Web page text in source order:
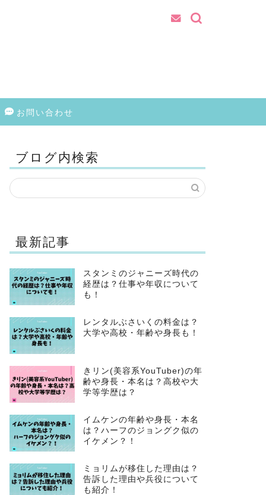
お問い合わせ
ブログ内検索
最新記事
スタンミのジャニーズ時代の
経歴は？仕事や年収について
も！
レンタルぶさいくの料金は？
大学や高校・年齢や身長も！
きリン(美容系YouTuber)の年
齢や身長・本名は？高校や大
学等学歴は？
イムケンの年齢や身長・本名
は？ハーフのジョングク似の
イケメン？！
ミョリムが移住した理由は？
告訴した理由や兵役について
も紹介！